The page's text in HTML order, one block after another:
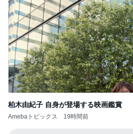
柏木由紀子 自身が登場する映画鑑賞
Amebaトピックス 19時間前